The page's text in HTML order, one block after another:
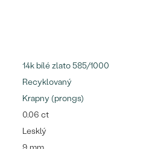
14k bílé zlato 585/1000
Recyklovaný
Krapny (prongs)
0.06 ct
Lesklý